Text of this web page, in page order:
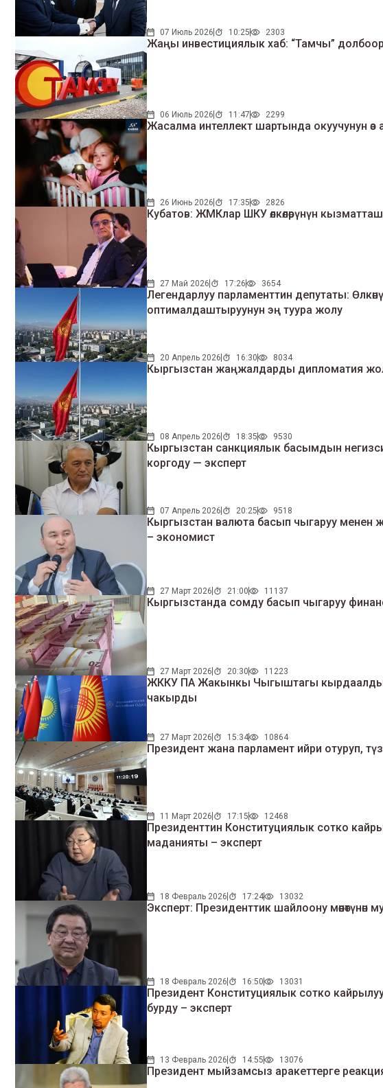
07 Июль 2026 10:25 2303
Жаңы инвестициялык хаб: “Тамчы”
06 Июль 2026 11:47 2299
Жасалма интеллект шартында окуучунун
26 Июнь 2026 17:35 2826
Кубатов: ЖМКлар ШКУ өлкөлөрүнүн
27 Май 2026 17:26 3654
Легендарлуу парламенттин депутаты:
оптималдаштыруунун эң туура жолу
20 Апрель 2026 16:30 8034
Кыргызстан жаңжалдарды дипломатия
08 Апрель 2026 18:35 9530
Кыргызстан санкциялык басымдын
коргоду — эксперт
07 Апрель 2026 20:25 9518
Кыргызстан валюта басып чыгаруу менен
– экономист
27 Март 2026 21:00 11137
Кыргызстанда сомду басып чыгаруу
27 Март 2026 20:30 11223
ЖККУ ПА Жакынкы Чыгыштагы кырдаалды
чакырды
27 Март 2026 15:34 10864
Президент жана парламент ийри отуруп,
11 Март 2026 17:15 12468
Президенттин Конституциялык сотко
маданияты – эксперт
18 Февраль 2026 17:24 13032
Эксперт: Президенттик шайлоону мөөнөтүнөн
18 Февраль 2026 16:50 13031
Президент Конституциялык сотко
бурду – эксперт
13 Февраль 2026 14:55 13076
Президент мыйзамсыз аракеттерге